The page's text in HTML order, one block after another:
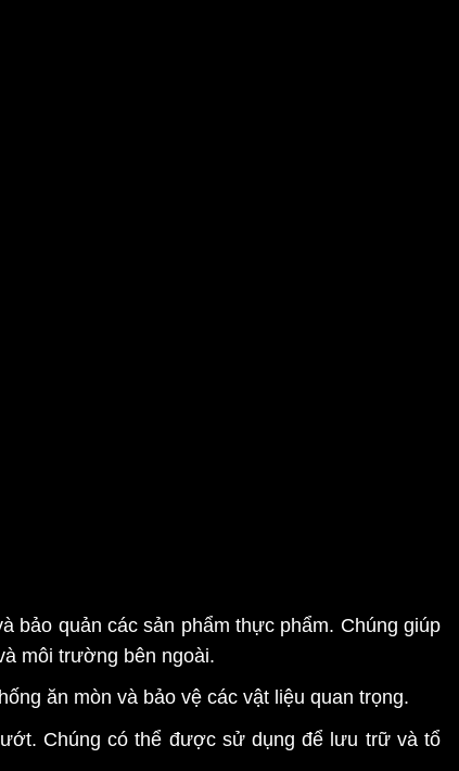
bảo quản các sản phẩm thực phẩm. Chúng giúp
môi trường bên ngoài.
ăn mòn và bảo vệ các vật liệu quan trọng.
Chúng có thể được sử dụng để lưu trữ và tổ